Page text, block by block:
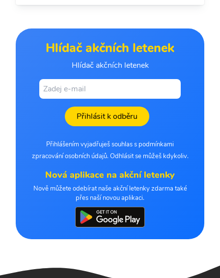
Hlídač akčních letenek
Hlídač akčních letenek
Přihlásit k odběru
Přihlášením vyjadřuješ souhlas s podmínkami
zpracování osobních údajů. Odhlásit se můžeš kdykoliv.
Nová aplikace na akční letenky
Nově můžete odebírat naše akční letenky zdarma také
přes naší novou aplikaci.